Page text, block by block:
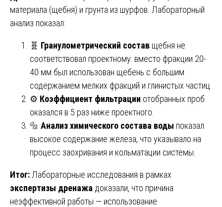
материала (щебня) и грунта из шурфов. Лабораторный
анализ показал:
🧬 Гранулометрический состав щебня не
соответствовал проектному: вместо фракции 20-
40 мм был использован щебень с большим
содержанием мелких фракций и глинистых частиц.
⚙️ Коэффициент фильтрации отобранных проб
оказался в 5 раз ниже проектного.
🔩 Анализ химического состава воды показал
высокое содержание железа, что указывало на
процесс заохривания и кольматации системы.
Итог: Лабораторные исследования в рамках
экспертизы дренажа доказали, что причина
неэффективной работы — использование